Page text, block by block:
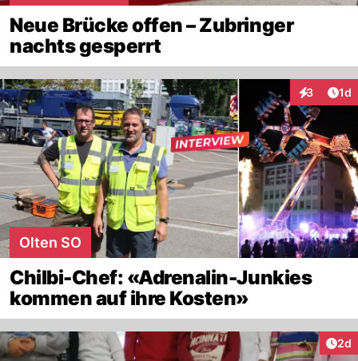
Neue Brücke offen – Zubringer
nachts gesperrt
3 1d
Olten SO
Chilbi-Chef: «Adrenalin-Junkies
kommen auf ihre Kosten»
2d